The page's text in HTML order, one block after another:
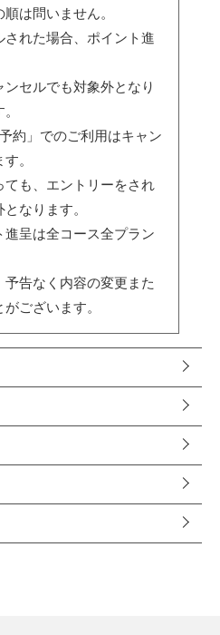
は問いません。
された場合、ポイント進
ンセルでも対象外となり
約」でのご利用はキャン
。
ても、エントリーをされ
なります。
進呈は全コース全プラン
予告なく内容の変更また
ございます。
ペーン名
ペーン名
ペーン名
ペーン名